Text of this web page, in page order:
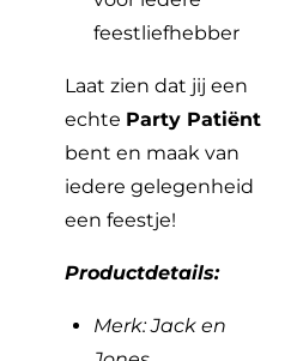
feestliefhebber
Laat zien dat jij een
echte Party Patiënt
bent en maak van
iedere gelegenheid
een feestje!
Productdetails:
Merk: Jack en